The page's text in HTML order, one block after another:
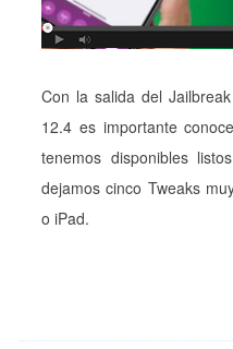
Con la salida del
12.4 es importante
tenemos disponibles
dejamos cinco Tweaks
o iPad.